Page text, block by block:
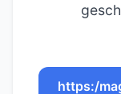
https:/